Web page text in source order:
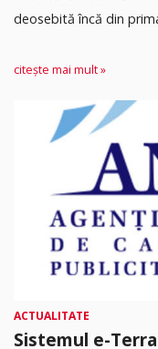
deosebită încă din
citește mai mult »
ACTUALITATE
Sistemul e-